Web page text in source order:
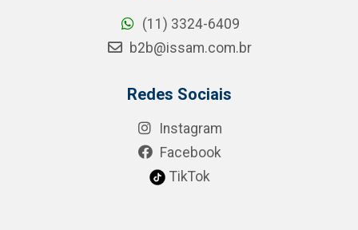
(11) 3324-6409
b2b@issam.com.br
Redes Sociais
Instagram
Facebook
TikTok